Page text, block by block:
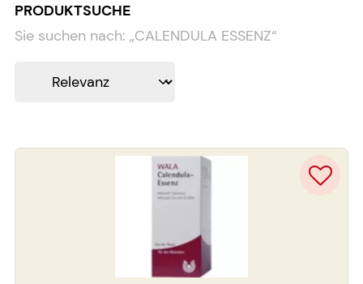
PRODUKTSUCHE
Sie suchen nach: „CALENDULA ESSENZ“